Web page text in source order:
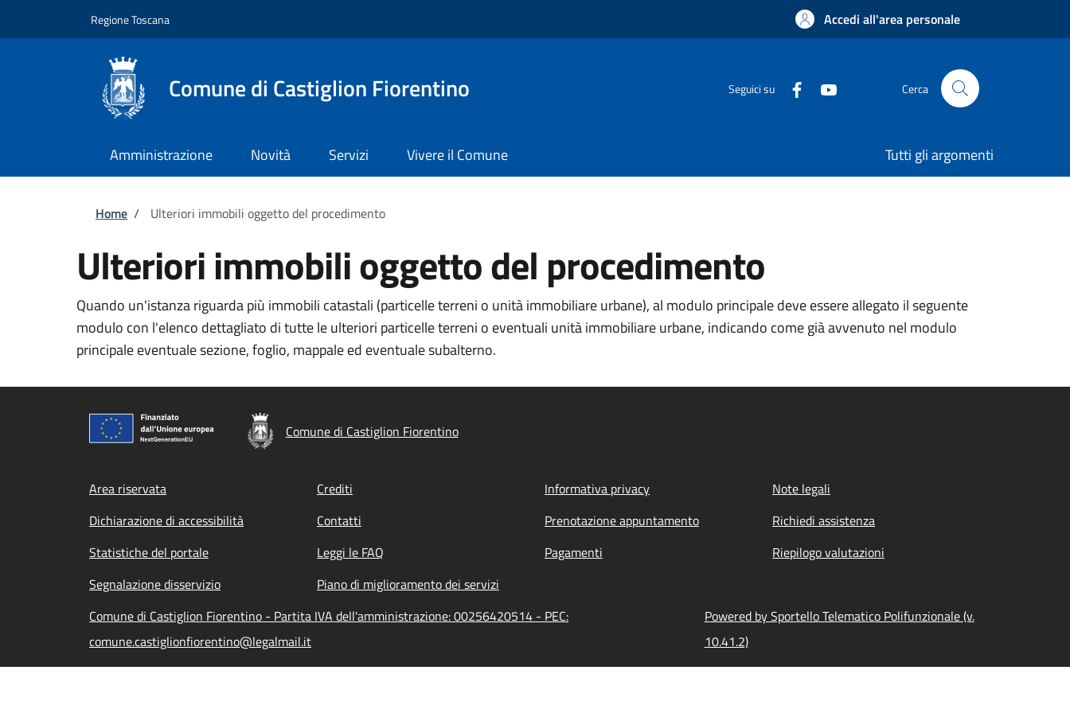
Regione Toscana Accedi all'area personale
Comune di Castiglion Fiorentino Seguici su Cerca
Amministrazione Novità Servizi Vivere il Comune Tutti gli argomenti
Briciole di pane
Home / Ulteriori immobili oggetto del procedimento
Ulteriori immobili oggetto del procedimento
Quando un'istanza riguarda più immobili catastali (particelle terreni o unità immobiliare urbane), al modulo principale deve essere allegato il seguente
modulo con l'elenco dettagliato di tutte le ulteriori particelle terreni o eventuali unità immobiliare urbane, indicando come già avvenuto nel modulo
principale eventuale sezione, foglio, mappale ed eventuale subalterno.
Comune di Castiglion Fiorentino
Footer menu
Area riservata Crediti Informativa privacy
Note legali
Dichiarazione di accessibilità
Contatti Prenotazione appuntamento
Richiedi assistenza
Statistiche del portale
Leggi le FAQ Pagamenti
Riepilogo valutazioni
Segnalazione disservizio
Piano di miglioramento dei servizi
Comune di Castiglion Fiorentino - Partita IVA dell'amministrazione: 00256420514 - PEC:
comune.castiglionfiorentino@legalmail.it
Powered by Sportello Telematico Polifunzionale (v.
10.41.2)